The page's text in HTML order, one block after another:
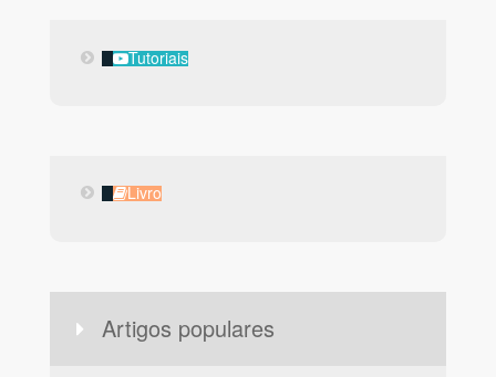
TutoriaisTutoriais
LivroLivro
Artigos populares